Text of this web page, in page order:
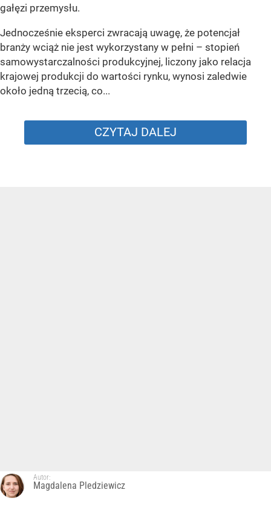
gałęzi przemysłu.
Jednocześnie eksperci zwracają uwagę, że potencjał
branży wciąż nie jest wykorzystany w pełni – stopień
samowystarczalności produkcyjnej, liczony jako relacja
krajowej produkcji do wartości rynku, wynosi zaledwie
około jedną trzecią, co...
CZYTAJ DALEJ
Autor:
Magdalena Pledziewicz